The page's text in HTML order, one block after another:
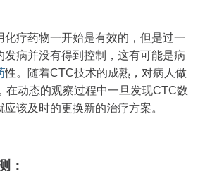
化疗药物一开始是有效的，但是过一
发病并没有得到控制，这有可能是病
性。随着CTC技术的成熟，对病人做
在动态的观察过程中一旦发现CTC数
该及时的更换新的治疗方案。
：